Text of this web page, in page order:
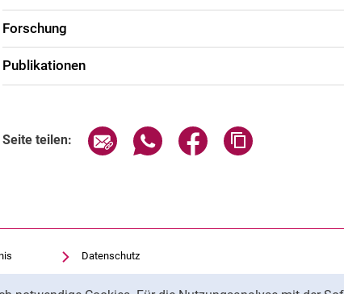
Forschung
Publikationen
Seite teilen: Seite über E-Mail teilen
Seite über WhatsApp teilen
Seite über Facebook
Datenschutz
Barrierefreiheit